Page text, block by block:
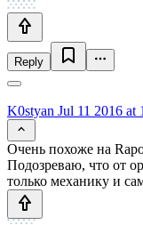
Reply
K0styan Jul 11 2016 at
Очень похоже на
Подозреваю, что от
только механику и